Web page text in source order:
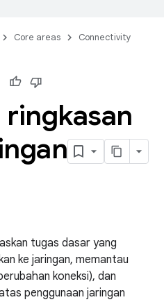
Core areas
Connectivity
ringkasan
tugas dasar yang
ke jaringan, memantau
koneksi), dan
penggunaan jaringan